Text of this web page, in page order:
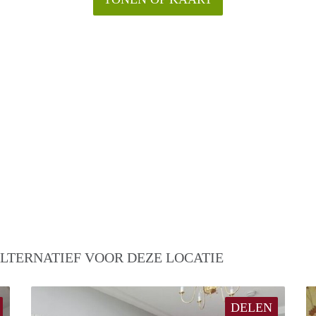
VOOR DEZE LOCATIE
DELEN